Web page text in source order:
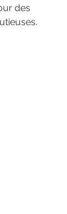
des